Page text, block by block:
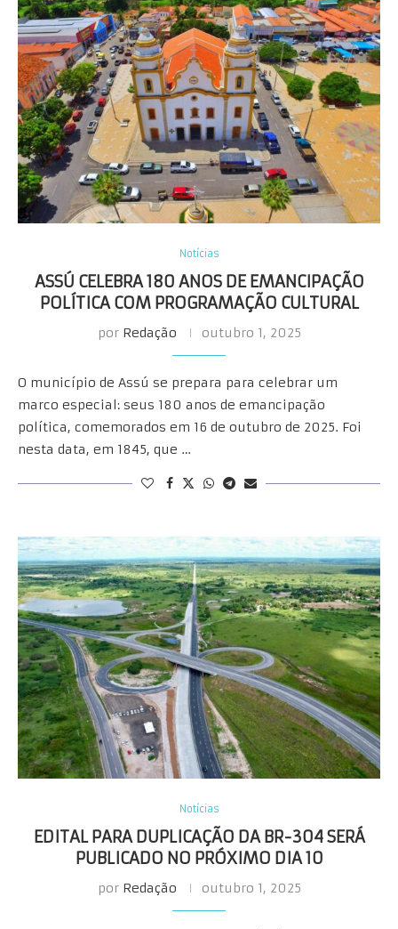
Notícias
ASSÚ CELEBRA 180 ANOS DE EMANCIPAÇÃO
POLÍTICA COM PROGRAMAÇÃO CULTURAL
por Redação outubro 1, 2025
O município de Assú se prepara para celebrar um
marco especial: seus 180 anos de emancipação
política, comemorados em 16 de outubro de 2025. Foi
nesta data, em 1845, que …
Notícias
EDITAL PARA DUPLICAÇÃO DA BR-304 SERÁ
PUBLICADO NO PRÓXIMO DIA 10
por Redação outubro 1, 2025